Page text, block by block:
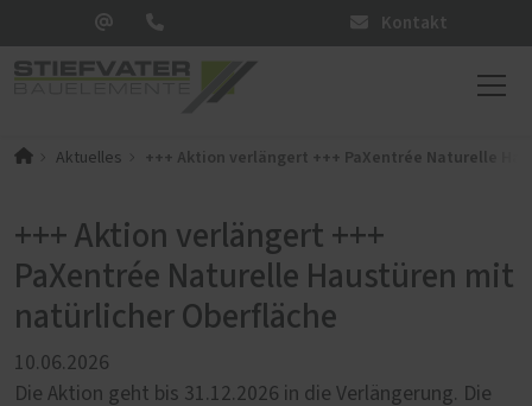
Kontakt
Aktuelles +++ Aktion verlängert +++ PaXentrée Naturelle
+++ Aktion verlängert +++
PaXentrée Naturelle Haustüren mit
natürlicher Oberfläche
10.06.2026
Die Aktion geht bis 31.12.2026 in die Verlängerung. Die